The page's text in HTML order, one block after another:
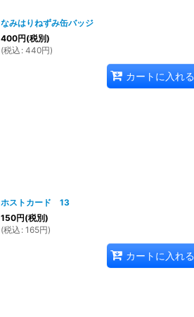
なみはりねずみ缶バッジ
400円(税別)
(税込 : 440円)
カートに入れる
ホストカード 13
150円(税別)
(税込 : 165円)
カートに入れる